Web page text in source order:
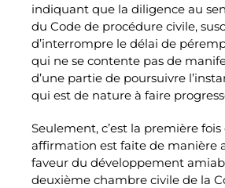
indiquant que la diligence au
du Code de procédure civile,
d’interrompre le délai de
qui ne se contente pas de
d’une partie de poursuivre
qui est de nature à faire
Seulement, c’est la première
affirmation est faite de manière
faveur du développement
deuxième chambre civile de la